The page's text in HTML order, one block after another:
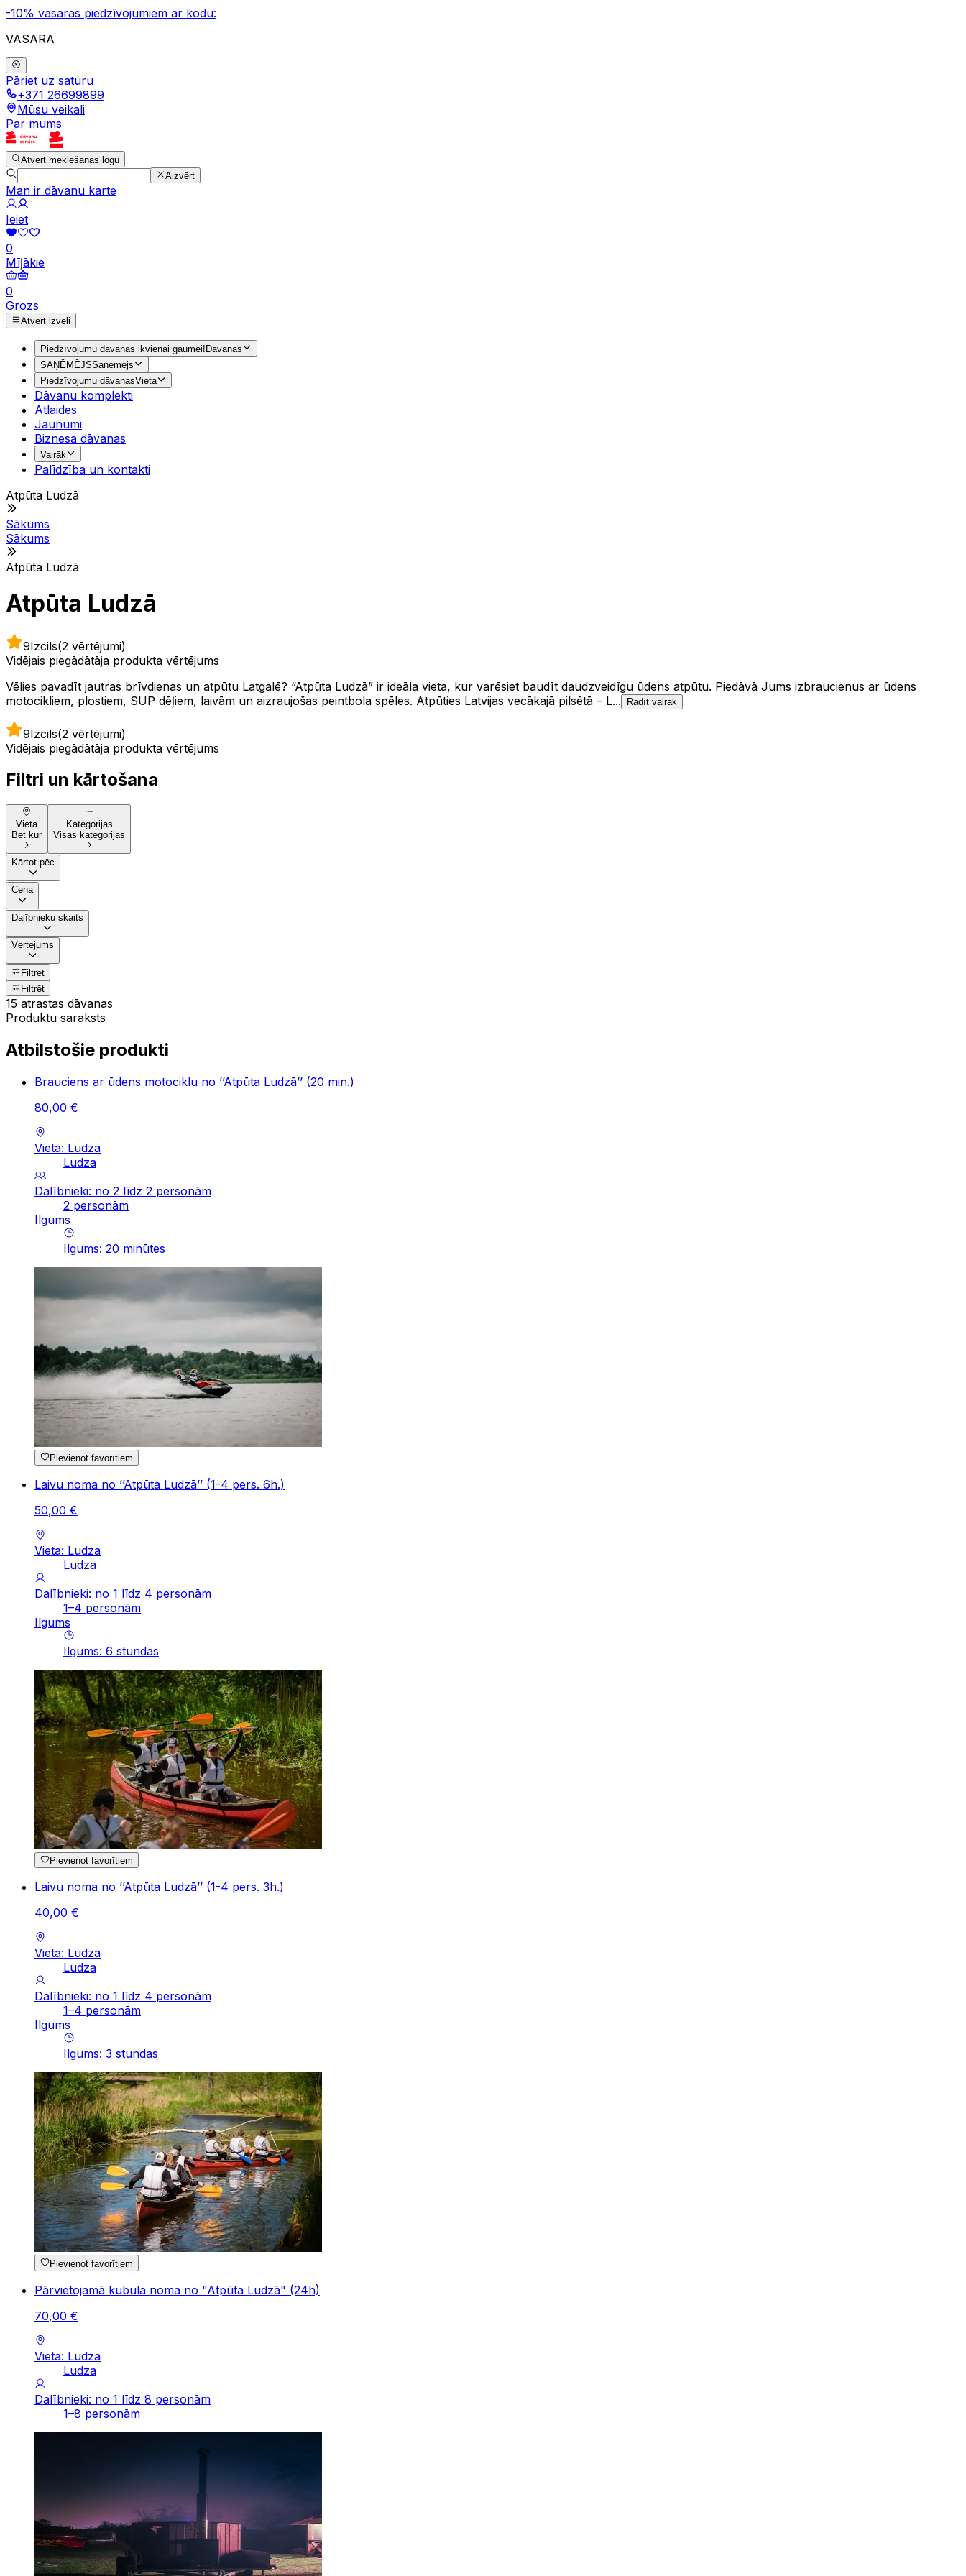
-10% vasaras piedzīvojumiem ar kodu:
VASARA
Pāriet uz saturu
+371 26699899
Mūsu veikali
Par mums
Atvērt meklēšanas logu
Aizvērt
Man ir dāvanu karte
Ieiet
0
Mīļākie
0
Grozs
Atvērt izvēli
Piedzīvojumu dāvanas ikvienai gaumei!Dāvanas
SAŅĒMĒJSSaņēmējs
Piedzīvojumu dāvanasVieta
Dāvanu komplekti
Atlaides
Jaunumi
Biznesa dāvanas
Vairāk
Palīdzība un kontakti
Atpūta Ludzā
Sākums
Sākums
Atpūta Ludzā
Atpūta Ludzā
9Izcils(2 vērtējumi)
Vidējais piegādātāja produkta vērtējums
Vēlies pavadīt jautras brīvdienas un atpūtu Latgalē? “Atpūta Ludzā” ir ideāla vieta, kur varēsiet baudīt daudzveidīgu ūdens atpūtu. Piedāvā Jums izbraucienus ar ūdens
motocikliem, plostiem, SUP dēļiem, laivām un aizraujošas peintbola spēles. Atpūties Latvijas vecākajā pilsētā – L...
Rādīt vairāk
9Izcils(2 vērtējumi)
Vidējais piegādātāja produkta vērtējums
Filtri un kārtošana
Vieta
Bet kur
Kategorijas
Visas kategorijas
Kārtot pēc
Cena
Dalībnieku skaits
Vērtējums
Filtrēt
Filtrēt
15 atrastas dāvanas
Produktu saraksts
Atbilstošie produkti
Brauciens ar ūdens motociklu no ’’Atpūta Ludzā’’ (20 min.)
80,00 €
Vieta: Ludza
Ludza
Dalībnieki: no 2 līdz 2 personām
2 personām
Ilgums
Ilgums: 20 minūtes
Pievienot favorītiem
Laivu noma no ’’Atpūta Ludzā’’ (1-4 pers. 6h.)
50,00 €
Vieta: Ludza
Ludza
Dalībnieki: no 1 līdz 4 personām
1–4 personām
Ilgums
Ilgums: 6 stundas
Pievienot favorītiem
Laivu noma no ’’Atpūta Ludzā’’ (1-4 pers. 3h.)
40,00 €
Vieta: Ludza
Ludza
Dalībnieki: no 1 līdz 4 personām
1–4 personām
Ilgums
Ilgums: 3 stundas
Pievienot favorītiem
Pārvietojamā kubula noma no "Atpūta Ludzā" (24h)
70,00 €
Vieta: Ludza
Ludza
Dalībnieki: no 1 līdz 8 personām
1–8 personām